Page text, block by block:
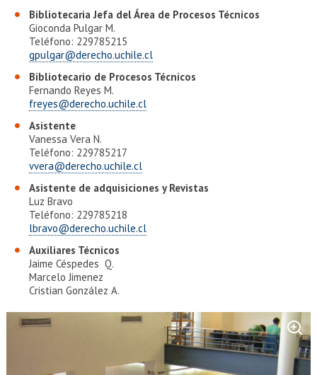
Bibliotecaria Jefa del Área de Procesos Técnicos
Gioconda Pulgar M.
Teléfono: 229785215
gpulgar@derecho.uchile.cl
Bibliotecario de Procesos Técnicos
Fernando Reyes M.
freyes@derecho.uchile.cl
Asistente
Vanessa Vera N.
Teléfono: 229785217
vvera@derecho.uchile.cl
Asistente de adquisiciones y Revistas
Luz Bravo
Teléfono: 229785218
lbravo@derecho.uchile.cl
Auxiliares Técnicos
Jaime Céspedes Q.
Marcelo Jimenez
Cristian González A.